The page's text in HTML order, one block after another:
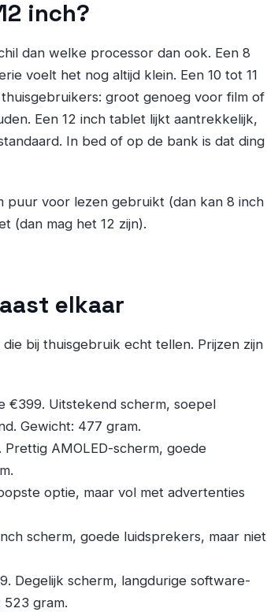
inch?
dan welke processor dan ook. Een 8
voelt het nog altijd klein. Een 10 tot 11
groot genoeg voor film of
Een 12 inch tablet lijkt aantrekkelijk,
In bed of op de bank is dat ding
puur voor lezen gebruikt (dan kan 8 inch
(dan mag het 12 zijn).
elkaar
bij thuisgebruik echt tellen. Prijzen zijn
€399. Uitstekend scherm, soepel
Gewicht: 477 gram.
AMOLED-scherm, goede
optie, maar vol met advertenties
scherm, goede luidsprekers, maar niet
Degelijk scherm, langdurige software-
523 gram.